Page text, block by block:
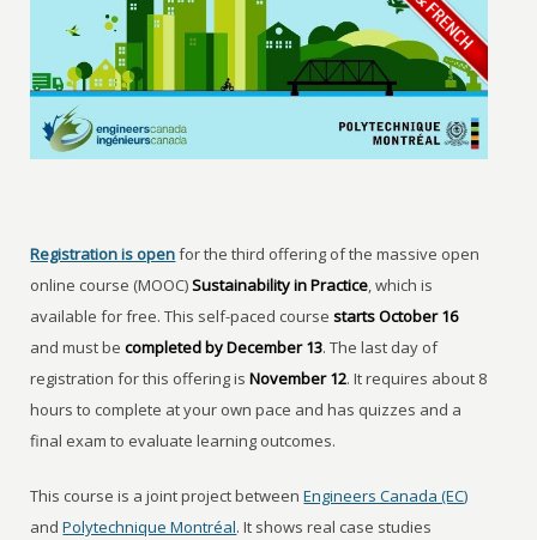
Registration is openfor the third offering of the massive open
online course (MOOC)Sustainability in Practice, which is
available for free. This self-paced coursestarts October 16
and must becompleted by December 13. The last day of
registration for this offering isNovember 12. It requires about 8
hours to complete at your own pace and has quizzes and a
final exam to evaluate learning outcomes.
This course is a joint project betweenEngineers Canada (EC)
andPolytechnique Montréal. It shows real case studies